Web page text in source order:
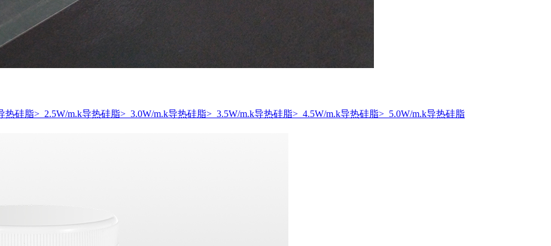
热硅脂> 2.5W/m.k导热硅脂> 3.0W/m.k导热硅脂> 3.5W/m.k导热硅脂> 4.5W/m.k导热硅脂> 5.0W/m.k导热硅脂